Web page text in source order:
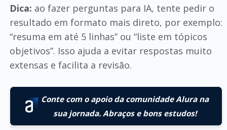
Dica: ao fazer perguntas para IA, tente pedir o
resultado em formato mais direto, por exemplo:
“resuma em até 5 linhas” ou “liste em tópicos
objetivos”. Isso ajuda a evitar respostas muito
extensas e facilita a revisão.
Conte com o apoio da comunidade Alura na
sua jornada. Abraços e bons estudos!